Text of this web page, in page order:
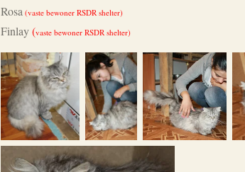
Rosa (vaste bewoner RSDR shelter)
Finlay(vaste bewoner RSDR shelter)